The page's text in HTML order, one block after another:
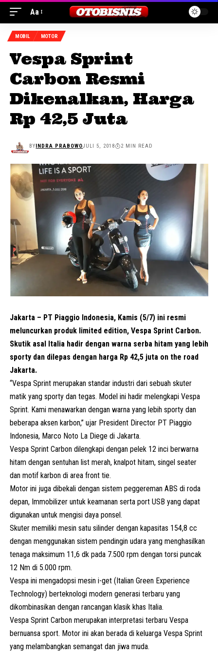
Aa
MOBIL MOTOR
Vespa Sprint
Carbon Resmi
Dikenalkan, Harga
Rp 42,5 Juta
BYINDRA PRABOWOJULI 5, 2018 2 MIN READ
Jakarta – PT Piaggio Indonesia, Kamis (5/7) ini resmi
meluncurkan produk limited edition, Vespa Sprint Carbon.
Skutik asal Italia hadir dengan warna serba hitam yang lebih
sporty dan dilepas dengan harga Rp 42,5 juta on the road
Jakarta.
“Vespa Sprint merupakan standar industri dari sebuah skuter
matik yang sporty dan tegas. Model ini hadir melengkapi Vespa
Sprint. Kami menawarkan dengan warna yang lebih sporty dan
beberapa aksen karbon,” ujar President Director PT Piaggio
Indonesia, Marco Noto La Diege di Jakarta.
Vespa Sprint Carbon dilengkapi dengan pelek 12 inci berwarna
hitam dengan sentuhan list merah, knalpot hitam, singel seater
dan motif karbon di area front tie.
Motor ini juga dibekali dengan sistem peggereman ABS di roda
depan, Immobilizer untuk keamanan serta port USB yang dapat
digunakan untuk mengisi daya ponsel.
Skuter memiliki mesin satu silinder dengan kapasitas 154,8 cc
dengan menggunakan sistem pendingin udara yang menghasilkan
tenaga maksimum 11,6 dk pada 7.500 rpm dengan torsi puncak
12 Nm di 5.000 rpm.
Vespa ini mengadopsi mesin i-get (Italian Green Experience
Technology) berteknologi modern generasi terbaru yang
dikombinasikan dengan rancangan klasik khas Italia.
Vespa Sprint Carbon merupakan interpretasi terbaru Vespa
bernuansa sport. Motor ini akan berada di keluarga Vespa Sprint
yang melambangkan semangat dan jiwa muda.